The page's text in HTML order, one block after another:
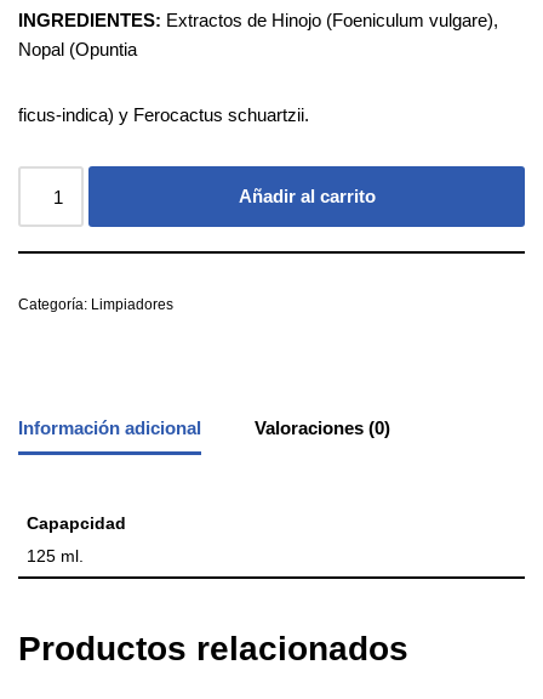
INGREDIENTES: Extractos de Hinojo (Foeniculum vulgare),
Nopal (Opuntia
ficus-indica) y Ferocactus schuartzii.
Añadir al carrito
Categoría: Limpiadores
Información adicional Valoraciones (0)
Capapcidad
125 ml.
Productos relacionados